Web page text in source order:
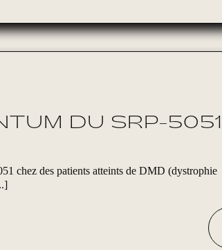
DU SRP-5051
chez des patients atteints de DMD (dystrophie